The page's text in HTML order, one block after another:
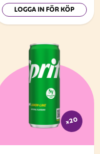
LOGGA IN FÖR KÖP
x20